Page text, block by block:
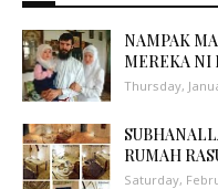
NAMPAK
MEREKA NI
Thursday,
Saturday,